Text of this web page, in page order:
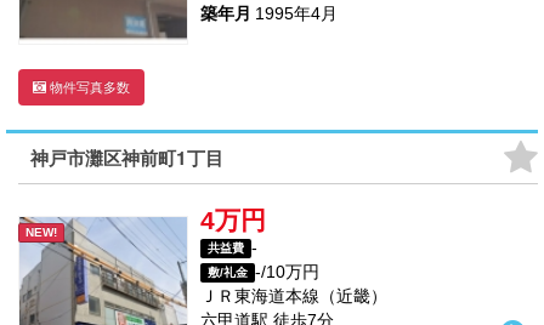
物件写真多数
築年月 1995年4月
神戸市灘区神前町1丁目
NEW! 4万円
共益費 -
敷/礼金 -/10万円
ＪＲ東海道本線（近畿）
六甲道駅 徒歩7分